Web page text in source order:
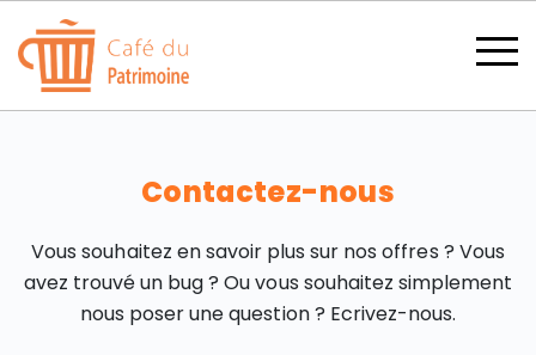
SECTIONS
Contactez-nous
Vous souhaitez en savoir plus sur nos offres ? Vous
avez trouvé un bug ? Ou vous souhaitez simplement
nous poser une question ? Ecrivez-nous.